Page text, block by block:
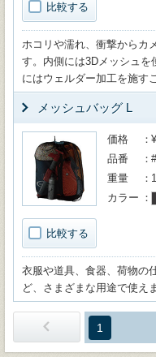
比較する
ホコリや濡れ、衝撃からカ
す。内側には3Dメッシュを
にはウェルダー加工を施す
メッシュバッグ L
比較する
価格
品番
重量
カラー
衣服や道具、食器、荷物の
ど、さまざまな用途で使え
1